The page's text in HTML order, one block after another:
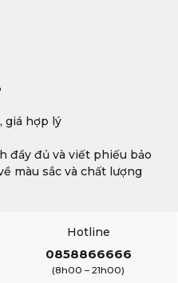
giá hợp lý
đầy đủ và viết phiếu bảo
màu sắc và chất lượng
Hotline
0858866666
(8h00 – 21h00)